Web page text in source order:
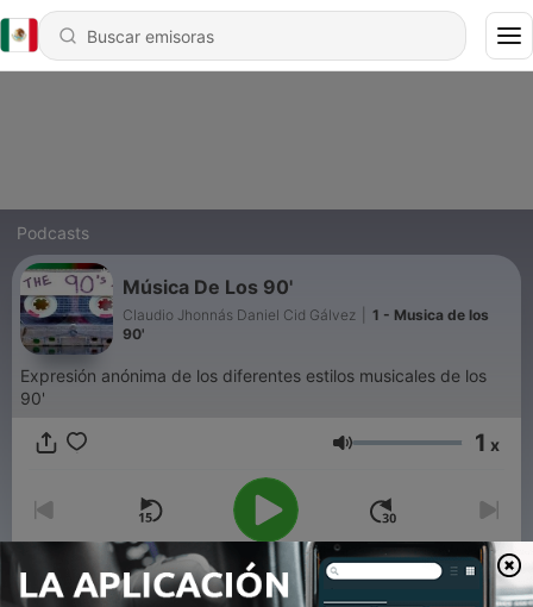
Podcasts
Música De Los 90'
Claudio Jhonnás Daniel Cid Gálvez
1 - Musica de los
90'
Expresión anónima de los diferentes estilos musicales de los
90'
Volumen 1 x
00:00